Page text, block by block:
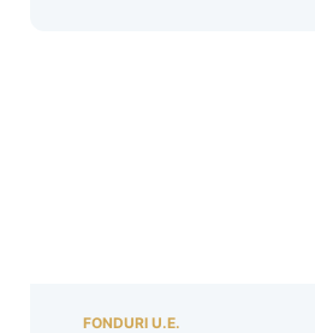
FONDURI U.E.